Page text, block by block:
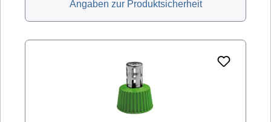
Angaben zur Produktsicherheit